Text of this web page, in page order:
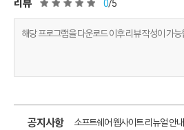
리뷰 0/5
공지사항
소프트쉐어 웹사이트 리뉴얼 안내